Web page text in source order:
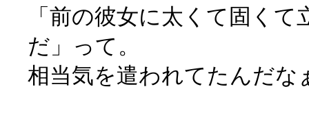
「前の彼女に太くて固く
だ」って。
相当気を遣われてたんだな